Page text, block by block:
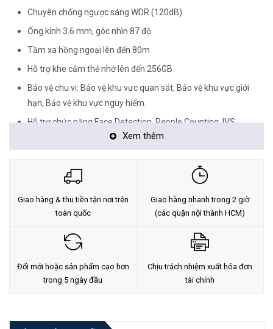
Chuyên chống ngược sáng WDR (120dB)
Ống kính 3.6 mm, góc nhìn 87 độ
Tầm xa hồng ngoại lên đến 80m
Hỗ trợ khe cắm thẻ nhớ lên đến 256GB
Bảo vệ chu vi: Bảo vệ khu vực quan sát, Bảo vệ khu vực giới
hạn, Bảo vệ khu vực nguy hiểm.
Hỗ trợ chức năng Face Detection, People Counting, IVS
(Tripwire, Intrusion, Object Abandoned/Missing, ...)
Nguồn 12V DC/PoE
Nhiệt độ hoạt động: -30°C ~ +60°C
<Hotline: 0828.011.011 - (028)7300.2021 - VoHoang.vn>
Tư vấn cách chọn loại camera và dịch vụ lắp đặt camera tận nơi:
Xem thêm
Giao hàng & thu tiền tận nơi trên
toàn quốc
Giao hàng nhanh trong 2 giờ
(các quận nội thành HCM)
Đổi mới hoặc sản phẩm cao hơn
trong 5 ngày đầu
Chịu trách nhiệm xuất hóa đơn
tài chính